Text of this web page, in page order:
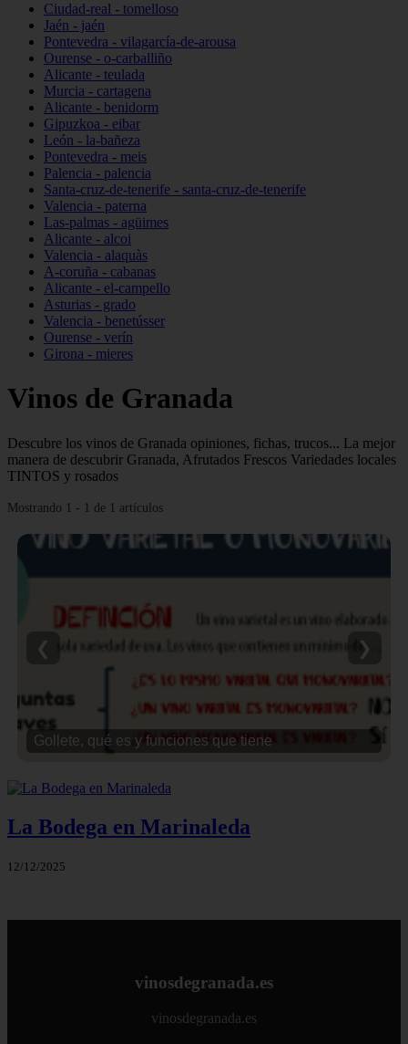
Ciudad-real - tomelloso
Jaén - jaén
Pontevedra - vilagarcía-de-arousa
Ourense - o-carballiño
Alicante - teulada
Murcia - cartagena
Alicante - benidorm
Gipuzkoa - eibar
León - la-bañeza
Pontevedra - meis
Palencia - palencia
Santa-cruz-de-tenerife - santa-cruz-de-tenerife
Valencia - paterna
Las-palmas - agüimes
Alicante - alcoi
Valencia - alaquàs
A-coruña - cabanas
Alicante - el-campello
Asturias - grado
Valencia - benetússer
Ourense - verín
Girona - mieres
Vinos de Granada
Descubre los vinos de Granada opiniones, fichas, trucos... La mejor
manera de descubrir Granada, Afrutados Frescos Variedades locales
TINTOS y rosados
Mostrando 1 - 1 de 1 artículos
Gollete, qué es y funciones que tiene
❮ ❯
La Bodega en Marinaleda
12/12/2025
vinosdegranada.es
vinosdegranada.es